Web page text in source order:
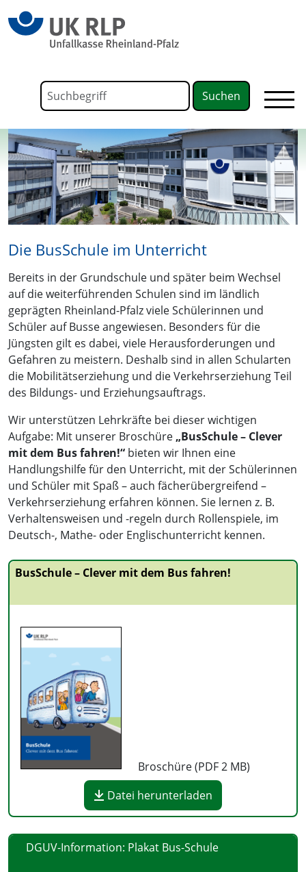
Formular für die Volltextsuche
Die BusSchule im Unterricht
Bereits in der Grundschule und später beim Wechsel
auf die weiterführenden Schulen sind im ländlich
geprägten Rheinland-Pfalz viele Schülerinnen und
Schüler auf Busse angewiesen. Besonders für die
Jüngsten gilt es dabei, viele Herausforderungen und
Gefahren zu meistern. Deshalb sind in allen Schularten
die Mobilitätserziehung und die Verkehrserziehung Teil
des Bildungs- und Erziehungsauftrags.
Wir unterstützen Lehrkräfte bei dieser wichtigen
Aufgabe: Mit unserer Broschüre „BusSchule – Clever
mit dem Bus fahren!“ bieten wir Ihnen eine
Handlungshilfe für den Unterricht, mit der Schülerinnen
und Schüler mit Spaß – auch fächerübergreifend –
Verkehrserziehung erfahren können. Sie lernen z. B.
Verhaltensweisen und -regeln durch Rollenspiele, im
Deutsch-, Mathe- oder Englischunterricht kennen.
BusSchule – Clever mit dem Bus fahren!
Broschüre (PDF2 MB)
Datei herunterladen
DGUV-Information: Plakat Bus-Schule